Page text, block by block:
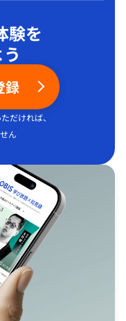
験を
録
だければ、
ん